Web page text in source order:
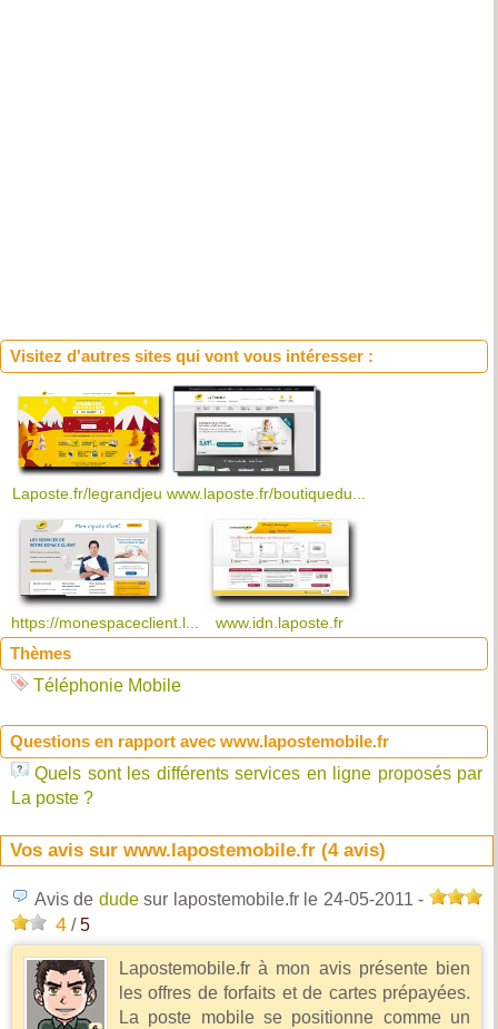
Visitez d'autres sites qui vont vous intéresser :
Laposte.fr/legrandjeu www.laposte.fr/boutiquedu...
https://monespaceclient.l... www.idn.laposte.fr
Thèmes
Téléphonie Mobile
Questions en rapport avec www.lapostemobile.fr
Quels sont les différents services en ligne proposés par
La poste ?
Vos avis sur www.lapostemobile.fr (4avis)
Avis de dudesur lapostemobile.frle 24-05-2011 -
4 /5
Lapostemobile.fr à mon avis présente bien
les offres de forfaits et de cartes prépayées.
La poste mobile se positionne comme un